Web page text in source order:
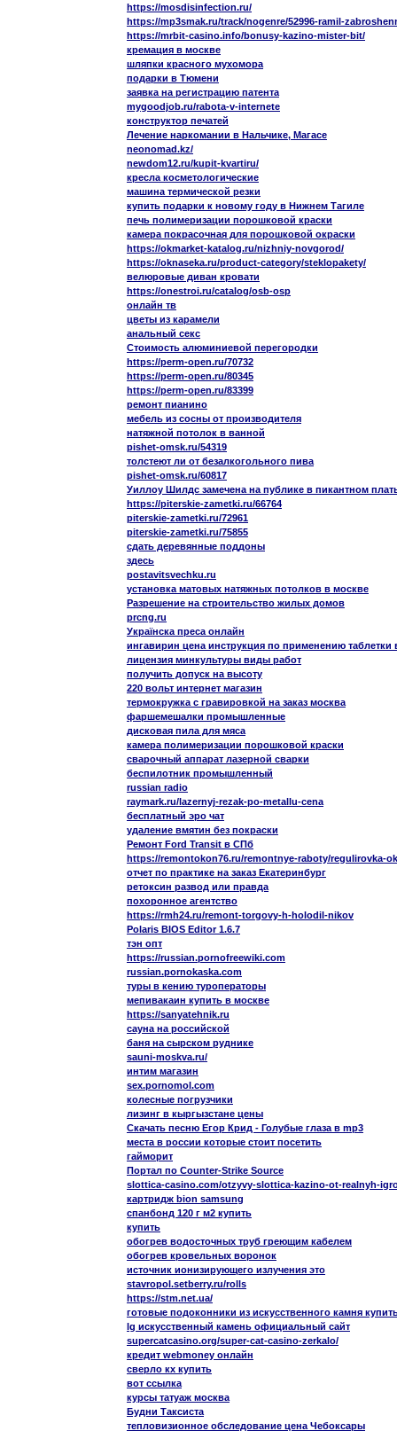
https://mosdisinfection.ru/
https://mp3smak.ru/track/nogenre/52996-ramil-
https://mrbit-casino.info/bonusy-kazino-mister-bit/
кремация в москве
шляпки красного мухомора
подарки в Тюмени
заявка на регистрацию патента
mygoodjob.ru/rabota-v-internete
конструктор печатей
Лечение наркомании в Нальчике, Магасе
neonomad.kz/
newdom12.ru/kupit-kvartiru/
кресла косметологические
машина термической резки
купить подарки к новому году в Нижнем Тагиле
печь полимеризации порошковой краски
камера покрасочная для порошковой окраски
https://okmarket-katalog.ru/nizhniy-novgorod/
https://oknaseka.ru/product-category/steklopakety/
велюровые диван кровати
https://onestroi.ru/catalog/osb-osp
онлайн тв
цветы из карамели
анальный секс
Стоимость алюминиевой перегородки
https://perm-open.ru/70732
https://perm-open.ru/80345
https://perm-open.ru/83399
ремонт пианино
мебель из сосны от производителя
натяжной потолок в ванной
pishet-omsk.ru/54319
толстеют ли от безалкогольного пива
pishet-omsk.ru/60817
Уиллоу Шилдс замечена на публике в пикантном
https://piterskie-zametki.ru/66764
piterskie-zametki.ru/72961
piterskie-zametki.ru/75855
сдать деревянные поддоны
здесь
postavitsvechku.ru
установка матовых натяжных потолков в москве
Разрешение на строительство жилых домов
prcng.ru
Українска преса онлайн
ингавирин цена инструкция по применению таблетки
лицензия минкультуры виды работ
получить допуск на высоту
220 вольт интернет магазин
термокружка с гравировкой на заказ москва
фаршемешалки промышленные
дисковая пила для мяса
камера полимеризации порошковой краски
сварочный аппарат лазерной сварки
беспилотник промышленный
russian radio
raymark.ru/lazernyj-rezak-po-metallu-cena
бесплатный эро чат
удаление вмятин без покраски
Ремонт Ford Transit в СПб
https://remontokon76.ru/remontnye-raboty/regulirovka-
отчет по практике на заказ Екатеринбург
ретоксин развод или правда
похоронное агентство
https://rmh24.ru/remont-torgovy-h-holodil-nikov
Polaris BIOS Editor 1.6.7
тэн опт
https://russian.pornofreewiki.com
russian.pornokaska.com
туры в кению туроператоры
мепивакаин купить в москве
https://sanyatehnik.ru
сауна на российской
баня на сырском руднике
sauni-moskva.ru/
интим магазин
sex.pornomol.com
колесные погрузчики
лизинг в кыргызстане цены
Скачать песню Егор Крид - Голубые глаза в mp3
места в россии которые стоит посетить
гайморит
Портал по Counter-Strike Source
slottica-casino.com/otzyvy-slottica-kazino-ot-realnyh-
картридж bion samsung
спанбонд 120 г м2 купить
купить
обогрев водосточных труб греющим кабелем
обогрев кровельных воронок
источник ионизирующего излучения это
stavropol.setberry.ru/rolls
https://stm.net.ua/
готовые подоконники из искусственного камня
lg искусственный камень официальный сайт
supercatcasino.org/super-cat-casino-zerkalo/
кредит webmoney онлайн
сверло кх купить
вот ссылка
курсы татуаж москва
Будни Таксиста
тепловизионное обследование цена Чебоксары